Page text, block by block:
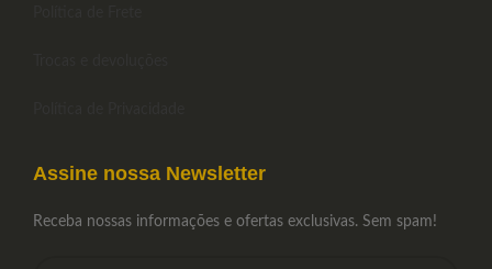
Assine nossa Newsletter
Receba nossas informações e ofertas exclusivas. Sem spam!